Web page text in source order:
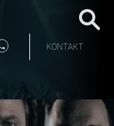
KONTAKT